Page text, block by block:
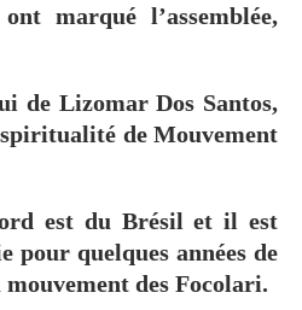
marqué l’assemblée,
de Lizomar Dos Santos,
de Mouvement
est du Brésil et il est
pour quelques années de
des Focolari.